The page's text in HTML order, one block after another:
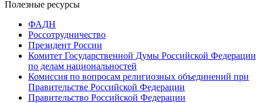
Полезные ресурсы
ФАДН
Россотрудничество
Президент России
Комитет Государственной Думы Российской Федерации
по делам национальностей
Комиссия по вопросам религиозных объединений при
Правительстве Российской Федерации
Правительство Российской Федерации